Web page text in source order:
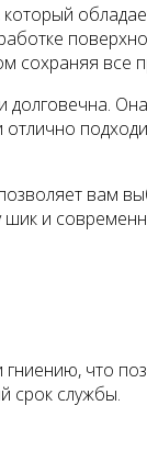
сохраняя все
вам
шик и
что
срок службы.